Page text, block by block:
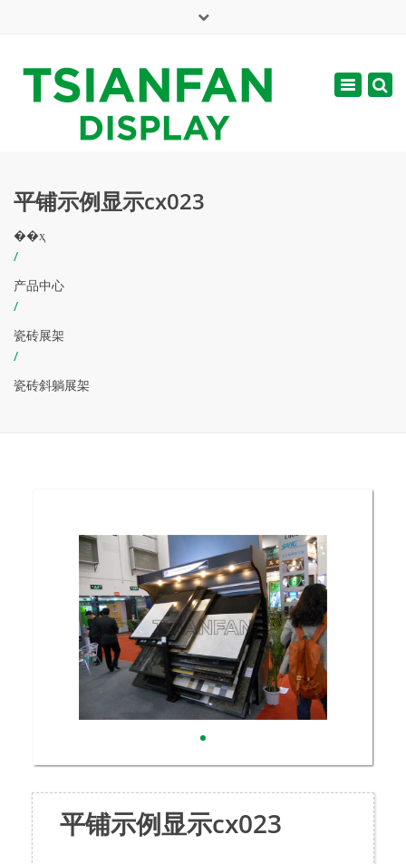
周一 - 周六: 7:00 - 17:00
Toggle
平铺示例显示cx023
��ҳ
/
产品中心
/
瓷砖展架
/
瓷砖斜躺展架
平铺示例显示cx023